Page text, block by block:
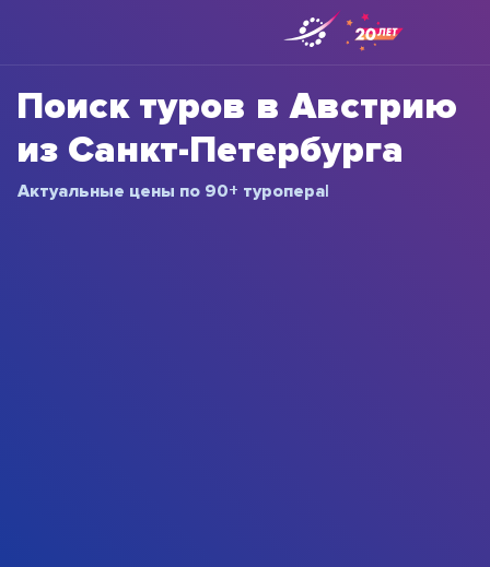
Поиск туров в Австрию
из Санкт-Петербурга
Актуальные цены п